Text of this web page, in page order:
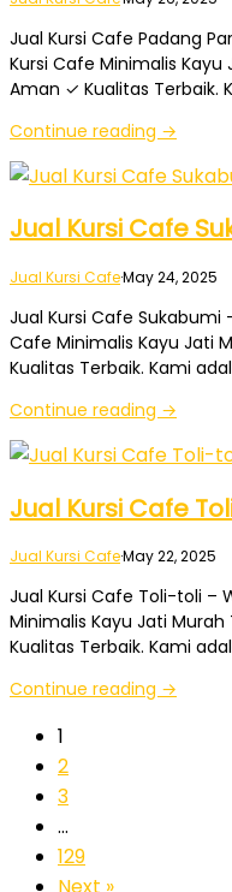
Jual Kursi Cafe Padang
Kursi Cafe Minimalis Kayu
Aman ✓ Kualitas Terbaik.
Continue reading →
Jual Kursi Cafe
Jual Kursi Cafe·May 24, 2025
Jual Kursi Cafe Sukabumi
Cafe Minimalis Kayu Jati
Kualitas Terbaik. Kami
Continue reading →
Jual Kursi Cafe
Jual Kursi Cafe·May 22, 2025
Jual Kursi Cafe Toli-toli –
Minimalis Kayu Jati
Kualitas Terbaik. Kami
Continue reading →
1
2
3
…
129